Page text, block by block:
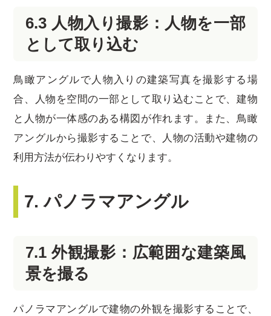
6.3 人物入り撮影：人物を一部
として取り込む
鳥瞰アングルで人物入りの建築写真を撮影する場
合、人物を空間の一部として取り込むことで、建物
と人物が一体感のある構図が作れます。また、鳥瞰
アングルから撮影することで、人物の活動や建物の
利用方法が伝わりやすくなります。
7. パノラマアングル
7.1 外観撮影：広範囲な建築風
景を撮る
パノラマアングルで建物の外観を撮影することで、